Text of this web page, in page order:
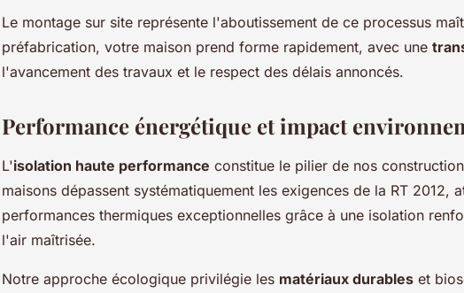
Le montage sur site représente l'aboutissement de ce processus
préfabrication, votre maison prend forme rapidement, avec une
l'avancement des travaux et le respect des délais annoncés.
Performance énergétique et impact
L'isolation haute performance constitue le pilier de nos
maisons dépassent systématiquement les exigences de la RT 2012,
performances thermiques exceptionnelles grâce à une isolation
l'air maîtrisée.
Notre approche écologique privilégie les matériaux durables et